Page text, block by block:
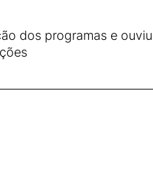
dos programas e ouviu